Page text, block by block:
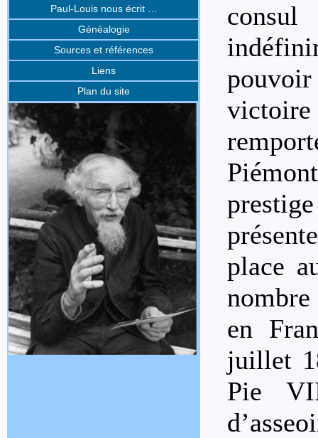
Paul-Louis nous écrit …
Généalogie
Sources et références
Liens
Plan du site
place
en
juillet
Pie